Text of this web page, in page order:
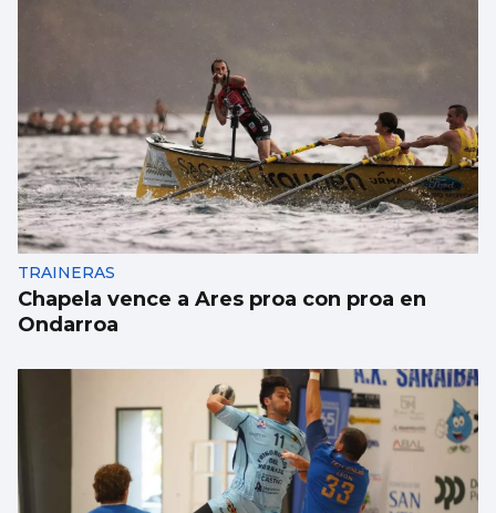
TRAINERAS
Chapela vence a Ares proa con proa en
Ondarroa